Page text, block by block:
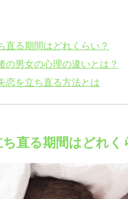
直る期間はどれくらい？
の男女の心理の違いとは？
恋を立ち直る方法とは
直る期間はどれく